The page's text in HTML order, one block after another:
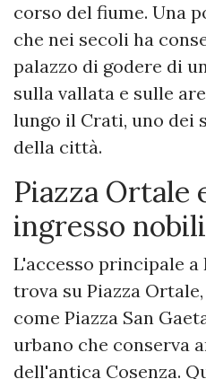
corso del fiume. Una
che nei secoli ha
palazzo di godere di
sulla vallata e sulle
lungo il Crati, uno dei
della città.
Piazza Ortale
ingresso
L'accesso principale
trova su Piazza
come Piazza San
urbano che conserva
dell'antica Cosenza.